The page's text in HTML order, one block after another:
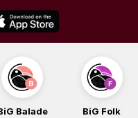
BiG Folk BiG iG